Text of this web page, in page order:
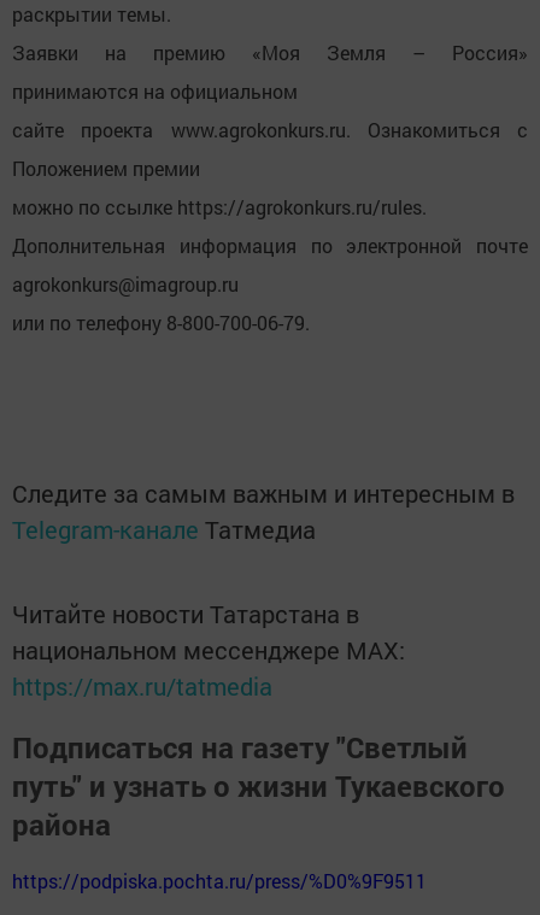
раскрытии темы.
Заявки на премию «Моя Земля – Россия»
принимаются на официальном
сайте проекта www.agrokonkurs.ru. Ознакомиться с
Положением премии
можно по ссылке https://agrokonkurs.ru/rules.
Дополнительная информация по электронной почте
agrokonkurs@imagroup.ru
или по телефону 8-800-700-06-79.
Следите за самым важным и интересным в
Telegram-канале Татмедиа
Читайте новости Татарстана в
национальном мессенджере MАХ:
https://max.ru/tatmedia
Подписаться на газету "Светлый
путь" и узнать о жизни Тукаевского
района
https://podpiska.pochta.ru/press/%D0%9F9511